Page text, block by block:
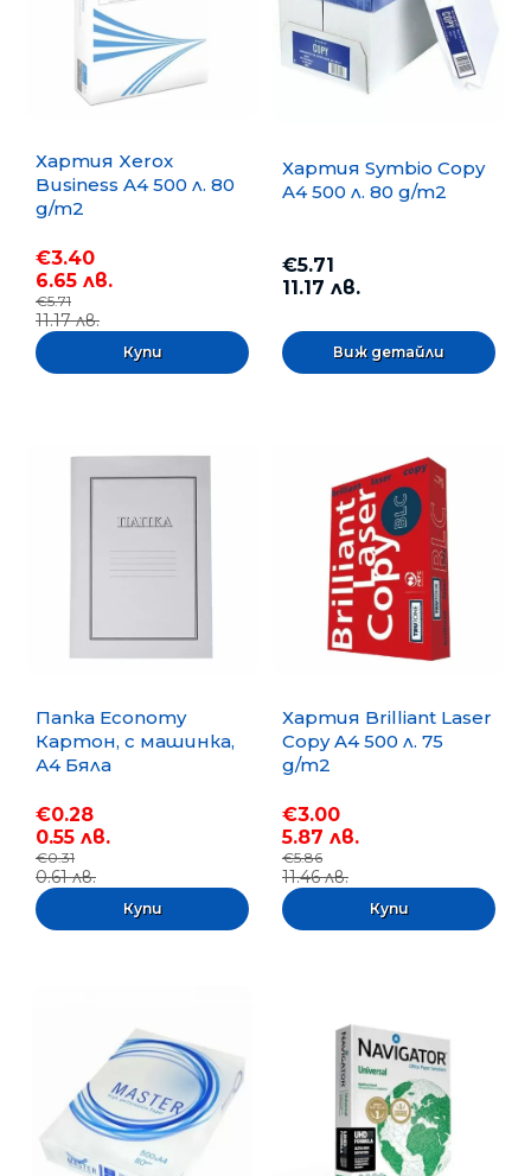
Хартия Xerox
Business A4 500 л. 80
g/m2
€3.40
6.65 лв.
€5.71
11.17 лв.
Хартия Symbio Copy
A4 500 л. 80 g/m2
€5.71
11.17 лв.
Виж детайли
Папка Economy
Картон, с машинка,
А4 Бяла
€0.28
0.55 лв.
€0.31
0.61 лв.
Хартия Brilliant Laser
Copy A4 500 л. 75
g/m2
€3.00
5.87 лв.
€5.86
11.46 лв.